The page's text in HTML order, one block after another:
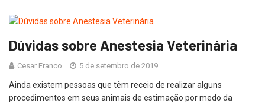
Dúvidas sobre Anestesia Veterinária
Cesar Franco 5 de setembro de 2019
Ainda existem pessoas que têm receio de realizar alguns
procedimentos em seus animais de estimação por medo da